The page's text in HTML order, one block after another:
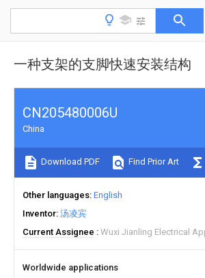
一种支架的支脚快速安装结构
CN205480006U
China
Download PDF Find Prior Art
Other languages English
Inventor 汤凌宾
Current Assignee
Wuxi Jianling Electrical
Worldwide applications